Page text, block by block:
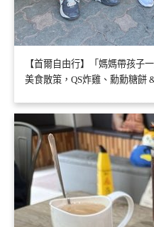
【首爾自由行】「媽媽帶孩子
美食散策，QS炸雞、勳勳糖餅 &